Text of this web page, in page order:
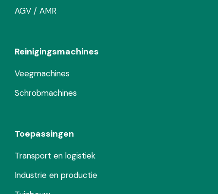
AGV / AMR
Reinigingsmachines
Veegmachines
Schrobmachines
Toepassingen
Transport en logistiek
Industrie en productie